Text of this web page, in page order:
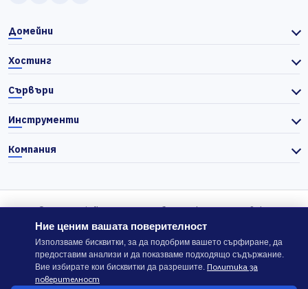
Домейни
Хостинг
Сървъри
Инструменти
Компания
© 2026 Actiefhost. Съгласно българското търговско
законодателство цените в сайта се показват без ДДС, а ДДС се
изчислява отделно при завършване на поръчката, когато е
приложимо.
Ние ценим вашата поверителност
Използваме бисквитки, за да подобрим вашето сърфиране, да
предоставим анализи и да показваме подходящо съдържание.
Вие избирате кои бисквитки да разрешите. Политика за
поверителност